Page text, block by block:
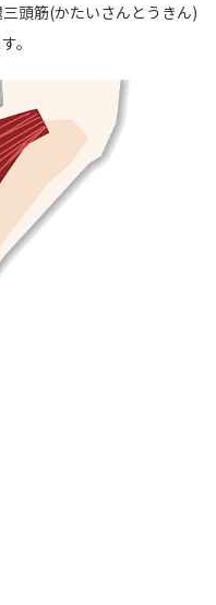
頭筋(かたいさんとうきん)
。